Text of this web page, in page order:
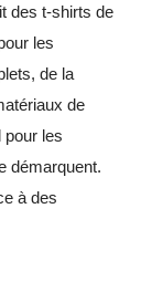
des t-shirts de
les
de la
de
pour les
démarquent.
à des